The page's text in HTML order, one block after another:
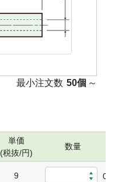
最小注文数 50個 ～
単価
(税抜/円)
数量
9 0